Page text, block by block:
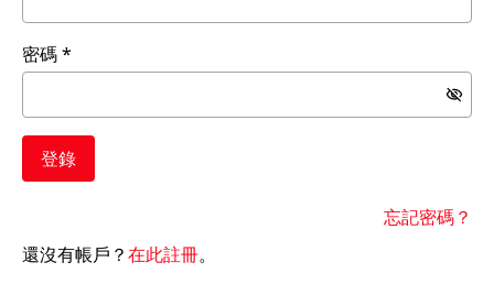
密碼
登錄
忘記密碼？
還沒有帳戶？在此註冊。